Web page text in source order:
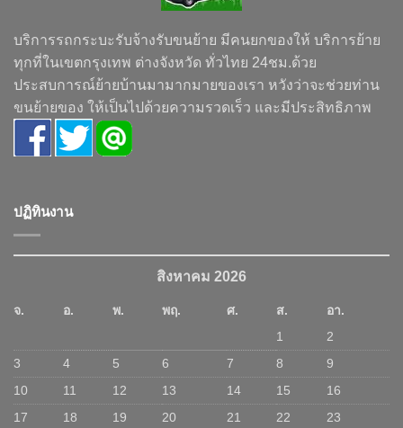
บริการรถกระบะรับจ้างรับขนย้าย มีคนยกของให้ บริการย้าย
ทุกที่ในเขตกรุงเทพ ต่างจังหวัด ทั่วไทย 24ชม.ด้วย
ประสบการณ์ย้ายบ้านมามากมายของเรา หวังว่าจะช่วยท่าน
ขนย้ายของ ให้เป็นไปด้วยความรวดเร็ว และมีประสิทธิภาพ
ปฏิทินงาน
สิงหาคม 2026
จ. อ. พ. พฤ. ศ. ส.
อา.
1
2
3
4 5 6 7 8
9
10
11 12 13 14 15
16
17
18 19 20 21 22
23